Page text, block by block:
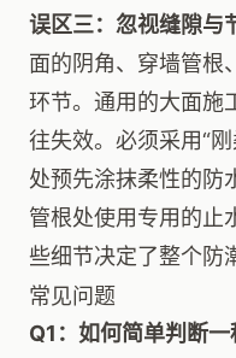
误区三：忽视缝隙与
面的阴角、穿墙管根
环节。通用的大面施
往失效。必须采用“
处预先涂抹柔性的防
管根处使用专用的止
些细节决定了整个防
常见问题
Q1：如何简单判断